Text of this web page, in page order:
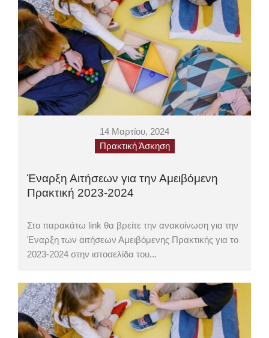
14 Μαρτίου, 2024
Πρακτική Άσκηση
Έναρξη Αιτήσεων για την Αμειβόμενη
Πρακτική 2023-2024
Στο παρακάτω link θα βρείτε την ανακοίνωση για την
Έναρξη των αιτήσεων Αμειβόμενης Πρακτικής για το
2023-2024 στην ιστοσελίδα του...